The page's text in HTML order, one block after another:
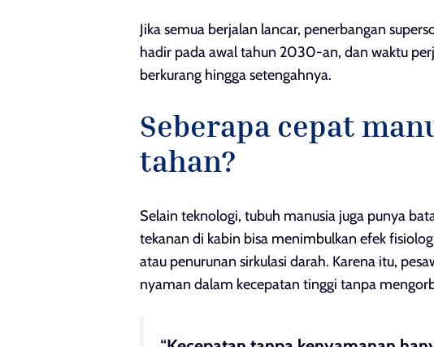
Jika semua berjalan lancar, penerbangan
hadir pada awal tahun 2030-an, dan waktu
berkurang hingga setengahnya.
Seberapa cepat
tahan?
Selain teknologi, tubuh manusia juga punya
tekanan di kabin bisa menimbulkan efek
atau penurunan sirkulasi darah. Karena itu,
nyaman dalam kecepatan tinggi tanpa